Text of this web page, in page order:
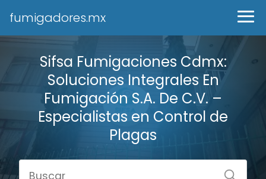
fumigadores.mx
Sifsa Fumigaciones Cdmx:
Soluciones Integrales En
Fumigación S.A. De C.V. –
Especialistas en Control de
Plagas